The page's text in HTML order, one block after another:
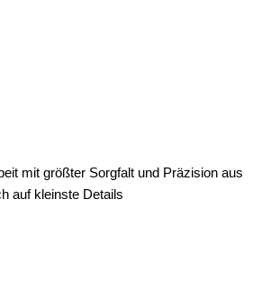
mit größter Sorgfalt und Präzision aus
auf kleinste Details